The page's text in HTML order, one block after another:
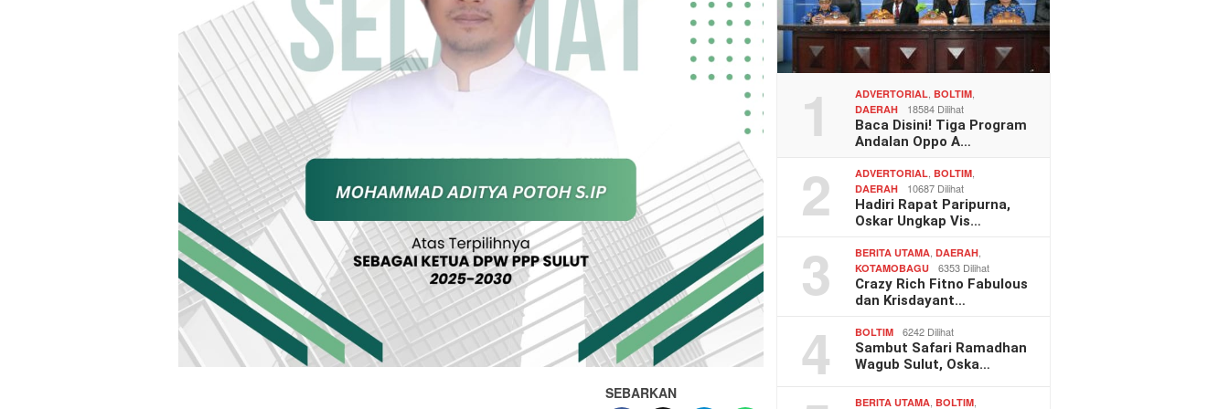
SEBARKAN
1 ADVERTORIAL, BOLTIM,
DAERAH 18584 Dilihat
Baca Disini! Tiga Program
Andalan Oppo A…
2 ADVERTORIAL, BOLTIM,
DAERAH 10687 Dilihat
Hadiri Rapat Paripurna,
Oskar Ungkap Vis…
3 BERITA UTAMA,DAERAH,
KOTAMOBAGU 6353 Dilihat
Crazy Rich Fitno Fabulous
dan Krisdayant…
4 BOLTIM 6242 Dilihat
Sambut Safari Ramadhan
Wagub Sulut, Oska…
BERITA UTAMA, BOLTIM,